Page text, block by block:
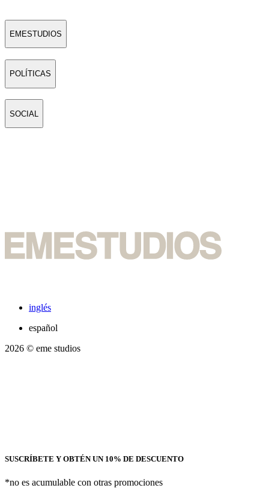
EMESTUDIOS
POLÍTICAS
SOCIAL
inglés
español
2026 © eme studios
SUSCRÍBETE Y OBTÉN UN 10% DE DESCUENTO
*no es acumulable con otras promociones